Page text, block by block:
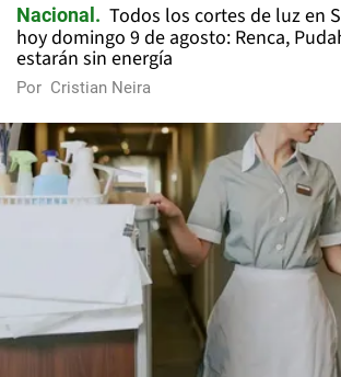
Nacional
Todos los cortes de luz en
hoy domingo 9 de agosto: Renca,
estarán sin energía
Por Cristian Neira